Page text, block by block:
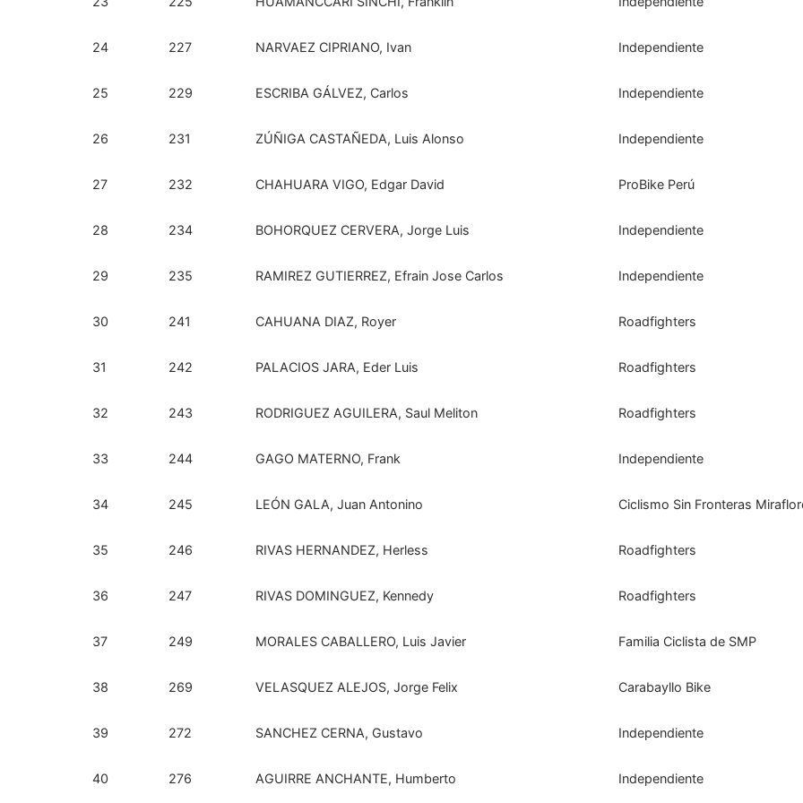
24 227 NARVAEZ CIPRIANO, Ivan Independiente
25 229 ESCRIBA GÁLVEZ, Carlos Independiente
26 231 ZÚÑIGA CASTAÑEDA, Luis Alonso Independiente
27 232 CHAHUARA VIGO, Edgar David ProBike Perú
28 234 BOHORQUEZ CERVERA, Jorge Luis Independiente
29 235 RAMIREZ GUTIERREZ, Efrain Jose Carlos Independiente
30 241 CAHUANA DIAZ, Royer Roadfighters
31 242 PALACIOS JARA, Eder Luis Roadfighters
32 243 RODRIGUEZ AGUILERA, Saul Meliton Roadfighters
33 244 GAGO MATERNO, Frank Independiente
34 245 LEÓN GALA, Juan Antonino Ciclismo Sin Fronteras
35 246 RIVAS HERNANDEZ, Herless Roadfighters
36 247 RIVAS DOMINGUEZ, Kennedy Roadfighters
37 249 MORALES CABALLERO, Luis Javier Familia Ciclista de SMP
38 269 VELASQUEZ ALEJOS, Jorge Felix Carabayllo Bike
39 272 SANCHEZ CERNA, Gustavo Independiente
40 276 AGUIRRE ANCHANTE, Humberto Independiente